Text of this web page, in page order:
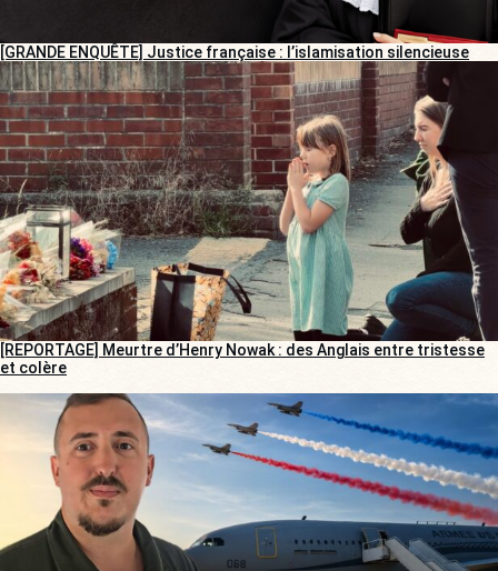
[GRANDE ENQUÊTE] Justice française : l’islamisation silencieuse
[REPORTAGE] Meurtre d’Henry Nowak : des Anglais entre tristesse
et colère